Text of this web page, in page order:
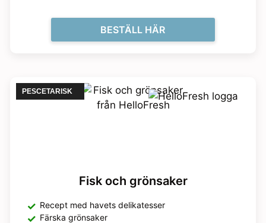
BESTÄLL HÄR
PESCETARISK
Fisk och grönsaker
Recept med havets delikatesser
Färska grönsaker